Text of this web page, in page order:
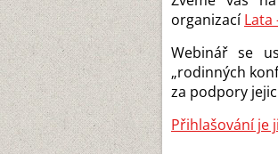
organizací
Webinář se
„rodinných
za podpory
Přihlašování je